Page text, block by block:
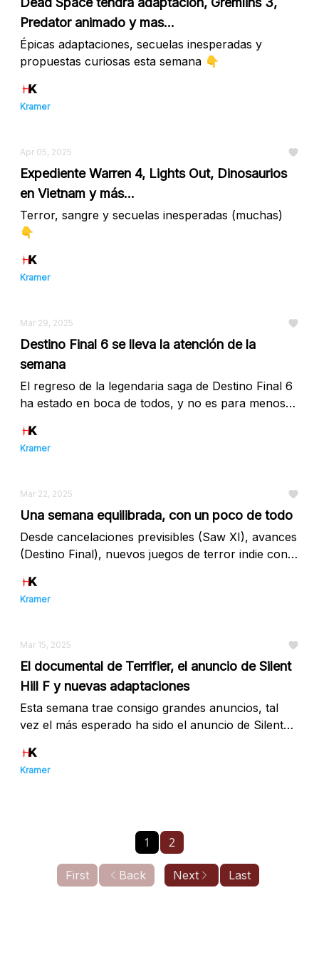
Predator animado y mas...
Épicas adaptaciones, secuelas inesperadas y
propuestas curiosas esta semana 👇
Kramer
Apr 05, 2025
Expediente Warren 4, Lights Out, Dinosaurios
en Vietnam y más...
Terror, sangre y secuelas inesperadas (muchas)
👇
Kramer
Mar 29, 2025
Destino Final 6 se lleva la atención de la
semana
El regreso de la legendaria saga de Destino Final 6
ha estado en boca de todos, y no es para menos
SAW XI sigue siendo el topic más comentado 👇
Kramer
Mar 22, 2025
Una semana equilibrada, con un poco de todo
Desde cancelaciones previsibles (Saw XI), avances
(Destino Final), nuevos juegos de terror indie con
Kramer
Mar 15, 2025
El documental de Terrifier, el anuncio de Silent
Hill F y nuevas adaptaciones
Esta semana trae consigo grandes anuncios, tal
vez el más esperado ha sido el anuncio de Silent
Dead", el mítico juego de SEGA. Pero esto no
acaba aquí, sigue leyendo 👇
Kramer
First Back
1 2
Next Last